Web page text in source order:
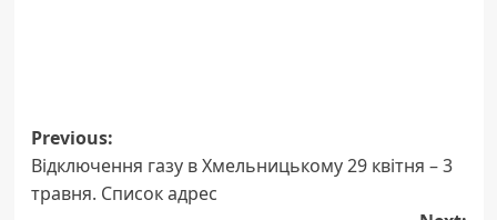
Post
navigation
Previous:
Відключення газу в Хмельницькому 29 квітня – 3
травня. Список адрес